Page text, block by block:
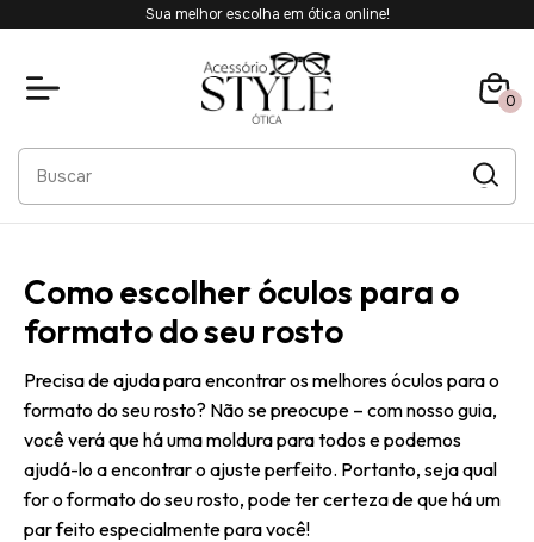
Sua melhor escolha em ótica online!
0
Como escolher óculos para o
formato do seu rosto
Precisa de ajuda para encontrar os melhores óculos para o
formato do seu rosto? Não se preocupe – com nosso guia,
você verá que há uma moldura para todos e podemos
ajudá-lo a encontrar o ajuste perfeito. Portanto, seja qual
for o formato do seu rosto, pode ter certeza de que há um
par feito especialmente para você!